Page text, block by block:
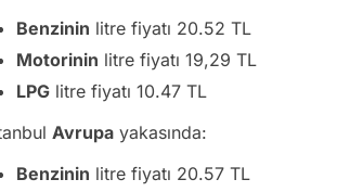
Benzinin litre fiyatı 20.52 TL
Motorinin litre fiyatı 19,29 TL
LPG litre fiyatı 10.47 TL
Avrupa yakasında:
Benzinin litre fiyatı 20.57 TL